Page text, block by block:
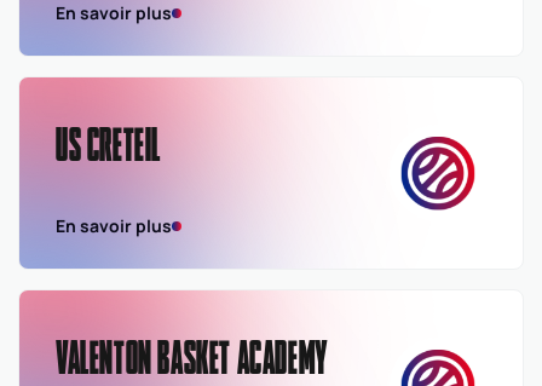
En savoir plus
US CRETEIL
En savoir plus
VALENTON BASKET ACADEMY